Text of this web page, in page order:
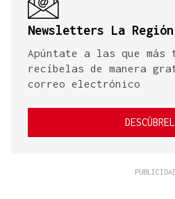
Newsletters La Región
Apúntate a las que
recíbelas de manera
correo electrónico